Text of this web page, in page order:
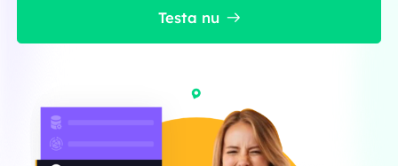
Testa nu